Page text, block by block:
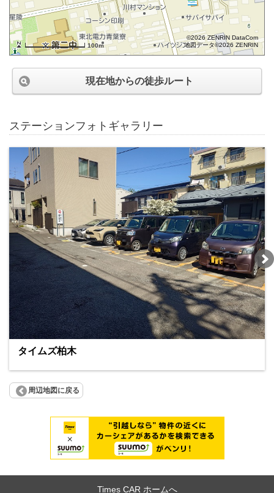
100m
©2026 ZENRIN DataCom
地図データ©2026 ZENRIN
現在地からの徒歩ルート
ステーションフォトギャラリー
タイムズ柏木
周辺地図に戻る
Times CAR ホームへ